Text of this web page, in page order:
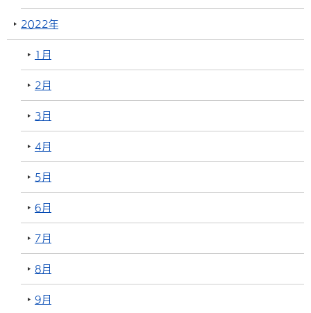
2022年
1月
2月
3月
4月
5月
6月
7月
8月
9月